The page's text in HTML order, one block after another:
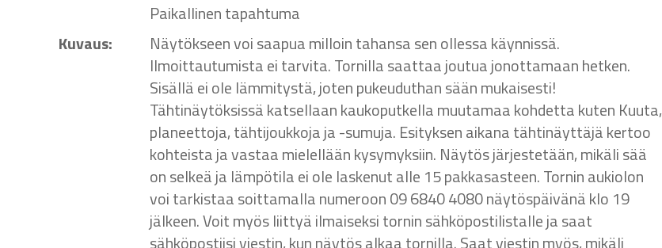
Paikallinen tapahtuma
Kuvaus:
Näytökseen voi saapua milloin tahansa sen ollessa käynnissä.
Ilmoittautumista ei tarvita. Tornilla saattaa joutua jonottamaan hetken.
Sisällä ei ole lämmitystä, joten pukeuduthan sään mukaisesti!
Tähtinäytöksissä katsellaan kaukoputkella muutamaa kohdetta kuten Kuuta,
planeettoja, tähtijoukkoja ja -sumuja. Esityksen aikana tähtinäyttäjä kertoo
kohteista ja vastaa mielellään kysymyksiin. Näytös järjestetään, mikäli sää
on selkeä ja lämpötila ei ole laskenut alle 15 pakkasasteen. Tornin aukiolon
voi tarkistaa soittamalla numeroon 09 6840 4080 näytöspäivänä klo 19
jälkeen. Voit myös liittyä ilmaiseksi tornin sähköpostilistalle ja saat
sähköpostiisi viestin, kun näytös alkaa tornilla. Saat viestin myös, mikäli